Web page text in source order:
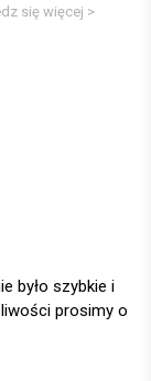
się więcej >
było szybkie i
prosimy o